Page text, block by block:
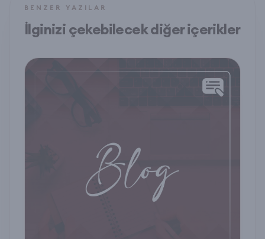
BENZER YAZILAR
İlginizi çekebilecek diğer içerikler